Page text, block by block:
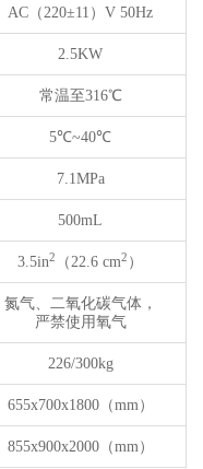
AC （ 220±11 ） V 50Hz
2.5KW
常温至316℃
5℃~40℃
7.1MPa
500mL
3.5in2 （ 22.6 cm2 ）
氮气、二氧化碳气体，
严禁使用氧气
226/300kg
655x700x1800（mm ）
855x900x2000（mm ）